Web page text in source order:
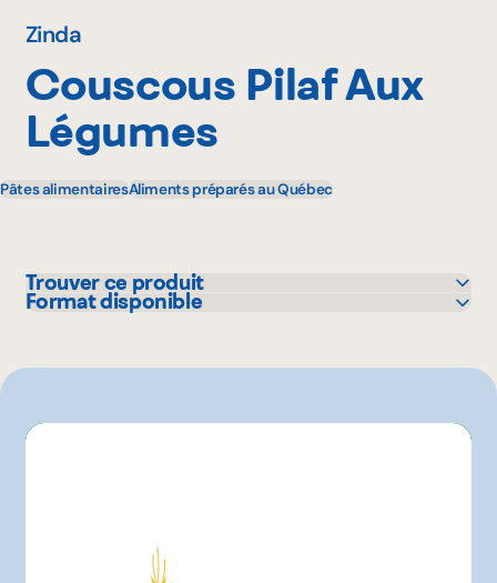
Zinda
Couscous Pilaf Aux
Légumes
Pâtes alimentairesAliments préparés au Québec
Trouver ce produit
Adonis
L'intermarché
Metro
Format disponible